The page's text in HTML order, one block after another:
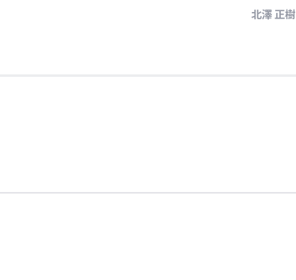
北澤 正樹